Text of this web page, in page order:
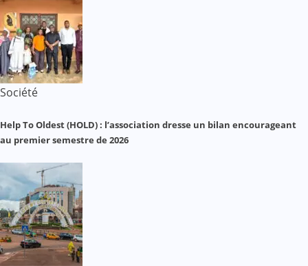
Société
Help To Oldest (HOLD) : l’association dresse un bilan encourageant
au premier semestre de 2026